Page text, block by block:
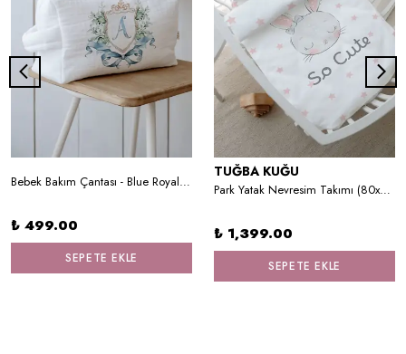
Bebek Bakım Çantası - Blue Royal Series
₺ 499.00
SEPETE EKLE
TUĞBA KUĞU
Park Yatak Nevresim Takımı (80x120) - For Baby Serisi - Pembe Kulaklı Tavşan
₺ 1,399.00
SEPETE EKLE